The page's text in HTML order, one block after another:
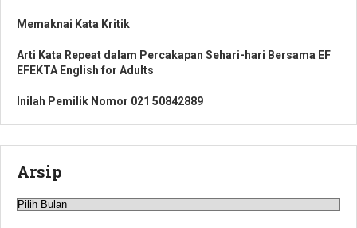
Memaknai Kata Kritik
Arti Kata Repeat dalam Percakapan Sehari-hari Bersama EF
EFEKTA English for Adults
Inilah Pemilik Nomor 021 50842889
Arsip
Arsip